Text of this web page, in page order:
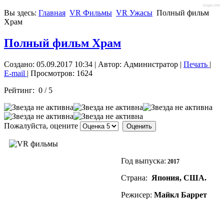
slogin.info
Вы здесь: Главная VR Фильмы VR Ужасы Полный фильм
Храм
Полный фильм Храм
Создано: 05.09.2017 10:34 | Автор: Администратор | Печать |
E-mail | Просмотров: 1624
Рейтинг: 0 / 5
Пожалуйста, оцените
Год выпуска: 2017
Страна: Япония, США.
Режисер: Майкл Баррет